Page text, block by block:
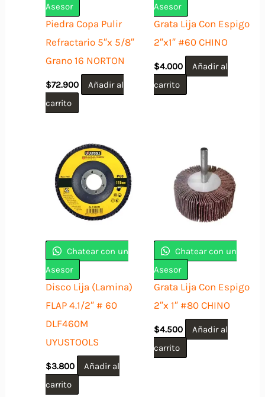
Asesor
Piedra Copa Pulir
Refractario 5″x 5/8″
Grano 16 NORTON
$72.900
Añadir al
carrito
Asesor
Grata Lija Con Espigo
2″x1″ #60 CHINO
$4.000
Añadir al
carrito
Chatear con un
Asesor
Disco Lija (Lamina)
FLAP 4.1/2″ # 60
DLF460M
UYUSTOOLS
$3.800
Añadir al
carrito
Chatear con un
Asesor
Grata Lija Con Espigo
2″x 1″ #80 CHINO
$4.500
Añadir al
carrito